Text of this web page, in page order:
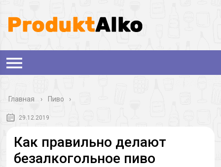
Главная › Пиво
29.12.2019
Как правильно делают
безалкогольное пиво